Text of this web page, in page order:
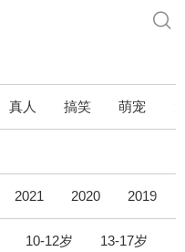
真人 搞笑 萌宠
2021 2020 2019
10-12岁 13-17岁